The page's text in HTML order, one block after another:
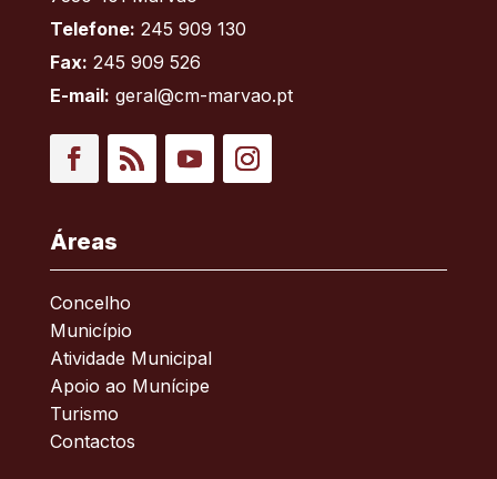
Telefone: 245 909 130
Fax: 245 909 526
E-mail: geral@cm-marvao.pt
Áreas
Concelho
Município
Atividade Municipal
Apoio ao Munícipe
Turismo
Contactos